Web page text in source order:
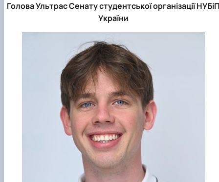
Голова Ультрас Сенату студентської організації
України